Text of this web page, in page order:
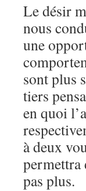
Le désir
nous
une
sont plus
tiers
en quoi
à deux
pas plus.